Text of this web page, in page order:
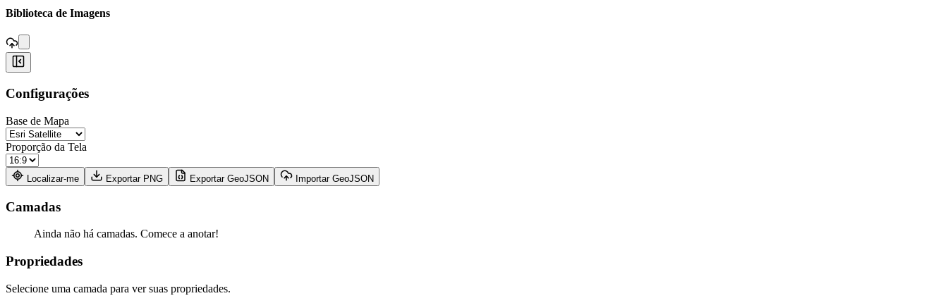
Biblioteca de Imagens
+
Configurações
Base de Mapa
Proporção da Tela
Localizar-me Exportar PNG Exportar GeoJSON Importar GeoJSON
Camadas
Ainda não há camadas. Comece a anotar!
Propriedades
Selecione uma camada para ver suas propriedades.